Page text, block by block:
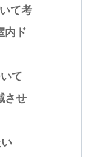
て考
内ド
て
させ
い